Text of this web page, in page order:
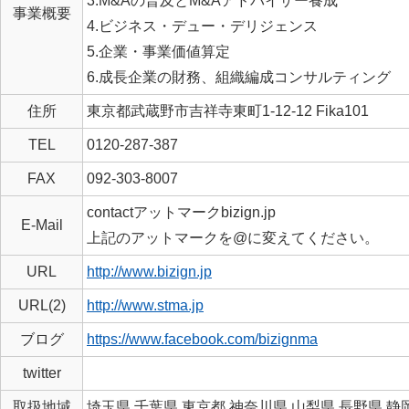
事業概要
4.ビジネス・デュー・デリジェンス
5.企業・事業価値算定
6.成長企業の財務、組織編成コンサルティング
住所 東京都武蔵野市吉祥寺東町1-12-12 Fika101
TEL 0120-287-387
FAX 092-303-8007
E-Mail
contactアットマークbizign.jp
上記のアットマークを@に変えてください。
URL http://www.bizign.jp
URL(2) http://www.stma.jp
ブログ https://www.facebook.com/bizignma
twitter